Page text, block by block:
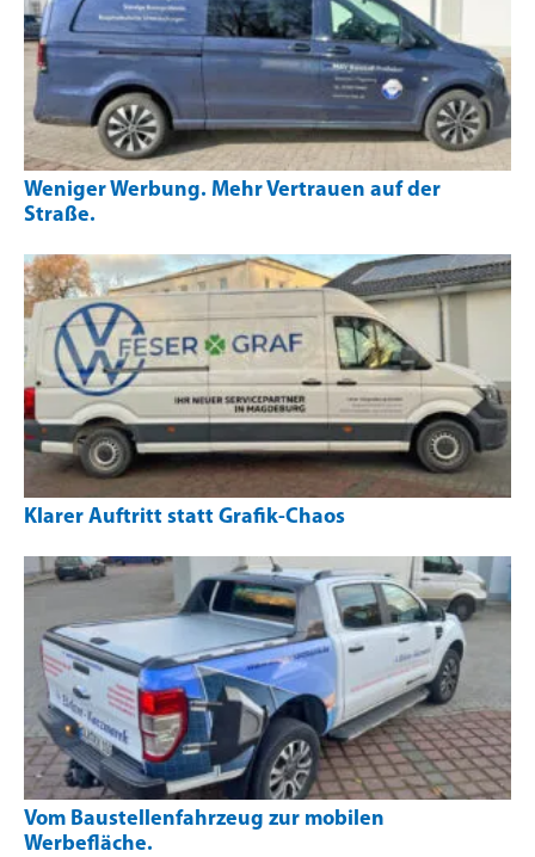
Weniger Werbung. Mehr Vertrauen auf der
Straße.
Klarer Auftritt statt Grafik-Chaos
Vom Baustellenfahrzeug zur mobilen
Werbefläche.